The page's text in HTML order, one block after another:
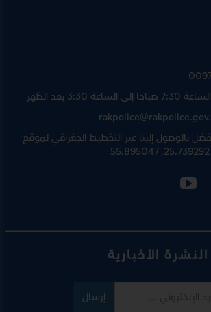
3:30 بعد الظهر
بالوصول إلينا عبرالتخطيط الجغرافي لموقع
الأخبارية
إرسال